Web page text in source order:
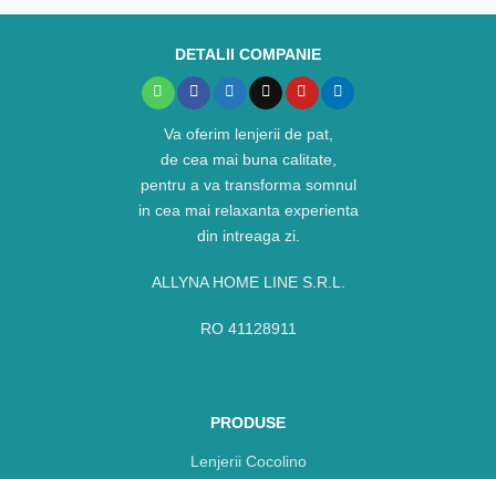
DETALII COMPANIE
Va oferim lenjerii de pat,
de cea mai buna calitate,
pentru a va transforma somnul
in cea mai relaxanta experienta
din intreaga zi.
ALLYNA HOME LINE S.R.L.
RO 41128911
PRODUSE
Lenjerii Cocolino